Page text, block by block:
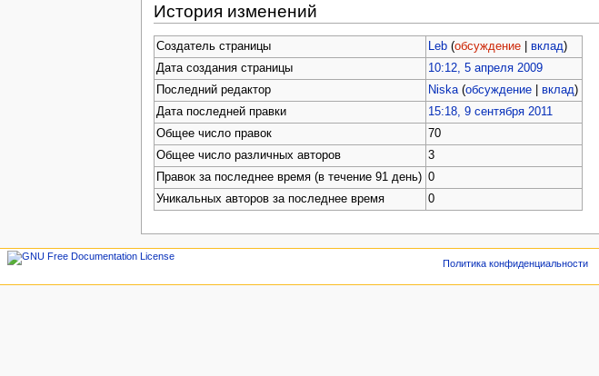
История изменений
Создатель страницы Leb (обсуждение |вклад)
Дата создания страницы
10:12, 5 апреля 2009
Последний редактор
Niska (обсуждение |вклад)
Дата последней правки
15:18, 9 сентября 2011
Общее число правок
70
Общее число различных авторов
3
Правок за последнее время (в течение 91 день) 0
Уникальных авторов за последнее время
0
Политика конфиденциальности